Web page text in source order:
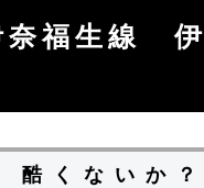
福生線 伊
酷くない